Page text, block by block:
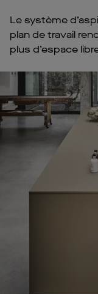
Le système
plan de travail
plus d’espace